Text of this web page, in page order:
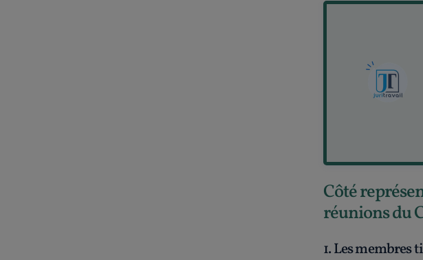
Côté
réunions du
1. Les membres